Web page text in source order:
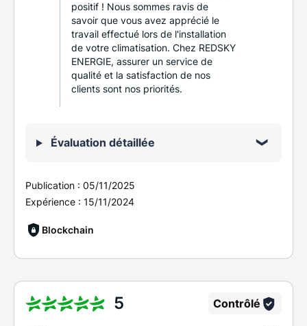
positif ! Nous sommes ravis de
savoir que vous avez apprécié le
travail effectué lors de l'installation
de votre climatisation. Chez REDSKY
ENERGIE, assurer un service de
qualité et la satisfaction de nos
clients sont nos priorités.
Évaluation détaillée
Publication : 05/11/2025
Expérience : 15/11/2024
Blockchain
5 Contrôlé